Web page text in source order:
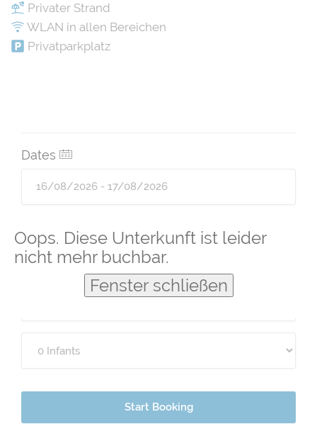
Oops. Diese Unterkunft ist leider
nicht mehr buchbar.
Fenster schließen
Privater Strand
WLAN in allen Bereichen
Privatparkplatz
Dates
Start Booking